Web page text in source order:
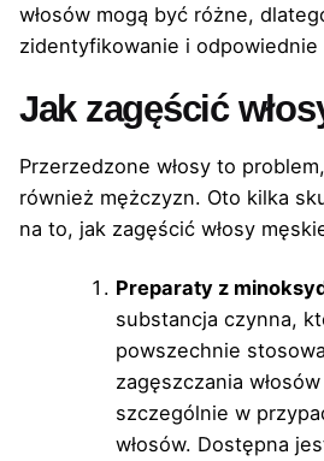
włosów mogą być różne,
zidentyfikowanie i odpowiednie
Jak zagęścić
Przerzedzone włosy to
również mężczyzn. Oto kilka
na to, jak zagęścić włosy
Preparaty z
substancja czynna,
powszechnie
zagęszczania
szczególnie w
włosów. Dostępna